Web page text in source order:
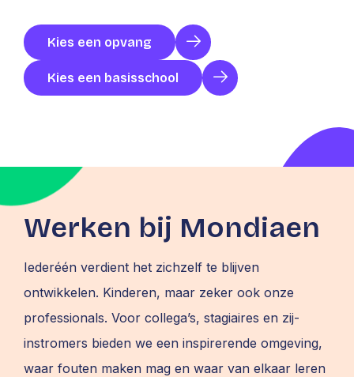
Kies een opvang
Kies een basisschool
Werken bij Mondiaen
Iederéén verdient het zichzelf te blijven
ontwikkelen. Kinderen, maar zeker ook onze
professionals. Voor collega’s, stagiaires en zij-
instromers bieden we een inspirerende omgeving,
waar fouten maken mag en waar van elkaar leren